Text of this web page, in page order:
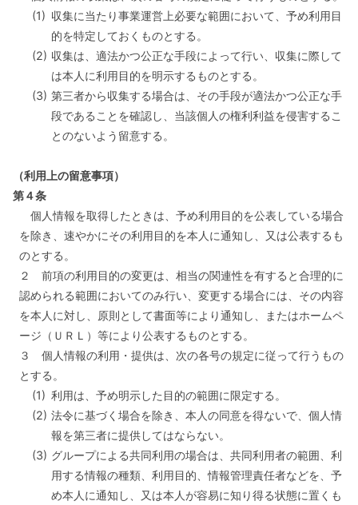
(1) 収集に当たり事業運営上必要な範囲において、予め利用目
的を特定しておくものとする。
(2) 収集は、適法かつ公正な手段によって行い、収集に際して
は本人に利用目的を明示するものとする。
(3) 第三者から収集する場合は、その手段が適法かつ公正な手
段であることを確認し、当該個人の権利利益を侵害するこ
とのないよう留意する。
（利用上の留意事項）
第４条
個人情報を取得したときは、予め利用目的を公表している場合
を除き、速やかにその利用目的を本人に通知し、又は公表するも
のとする。
２ 前項の利用目的の変更は、相当の関連性を有すると合理的に
認められる範囲においてのみ行い、変更する場合には、その内容
を本人に対し、原則として書面等により通知し、またはホームペ
ージ（ＵＲＬ）等により公表するものとする。
３ 個人情報の利用・提供は、次の各号の規定に従って行うもの
とする。
(1) 利用は、予め明示した目的の範囲に限定する。
(2) 法令に基づく場合を除き、本人の同意を得ないで、個人情
報を第三者に提供してはならない。
(3) グループによる共同利用の場合は、共同利用者の範囲、利
用する情報の種類、利用目的、情報管理責任者などを、予
め本人に通知し、又は本人が容易に知り得る状態に置くも